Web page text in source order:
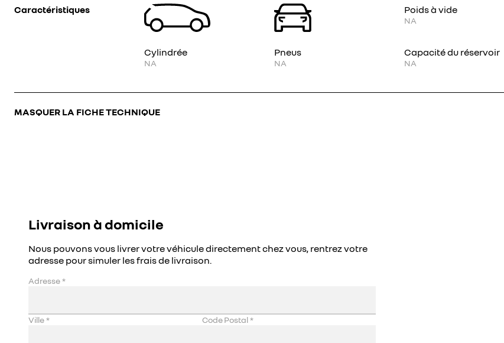
MASQUER LA FICHE TECHNIQUE
Caractéristiques Poids à vide
NA
Cylindrée
NA
Pneus
NA
Capacité du réservoir
NA
Livraison à domicile
Nous pouvons vous livrer votre véhicule directement chez vous, rentrez votre
adresse pour simuler les frais de livraison.
Adresse*
Ville* Code Postal*